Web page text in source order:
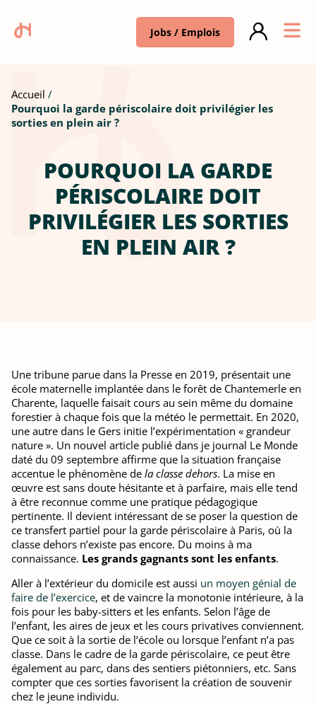
Jobs / Emplois
Accueil
Pourquoi la garde périscolaire doit privilégier les
sorties en plein air ?
POURQUOI LA GARDE
PÉRISCOLAIRE DOIT
PRIVILÉGIER LES SORTIES
EN PLEIN AIR ?
Une tribune parue dans la Presse en 2019, présentait une
école maternelle implantée dans le forêt de Chantemerle en
Charente, laquelle faisait cours au sein même du domaine
forestier à chaque fois que la météo le permettait. En 2020,
une autre dans le Gers initie l’expérimentation « grandeur
nature ». Un nouvel article publié dans je journal Le Monde
daté du 09 septembre affirme que la situation française
accentue le phénomène de la classe dehors. La mise en
œuvre est sans doute hésitante et à parfaire, mais elle tend
à être reconnue comme une pratique pédagogique
pertinente. Il devient intéressant de se poser la question de
ce transfert partiel pour la garde périscolaire à Paris, où la
classe dehors n’existe pas encore. Du moins à ma
connaissance. Les grands gagnants sont les enfants.
Aller à l’extérieur du domicile est aussi un moyen génial de
faire de l’exercice, et de vaincre la monotonie intérieure, à la
fois pour les baby-sitters et les enfants. Selon l’âge de
l’enfant, les aires de jeux et les cours privatives conviennent.
Que ce soit à la sortie de l’école ou lorsque l’enfant n’a pas
classe. Dans le cadre de la garde périscolaire, ce peut être
également au parc, dans des sentiers piétonniers, etc. Sans
compter que ces sorties favorisent la création de souvenir
chez le jeune individu.